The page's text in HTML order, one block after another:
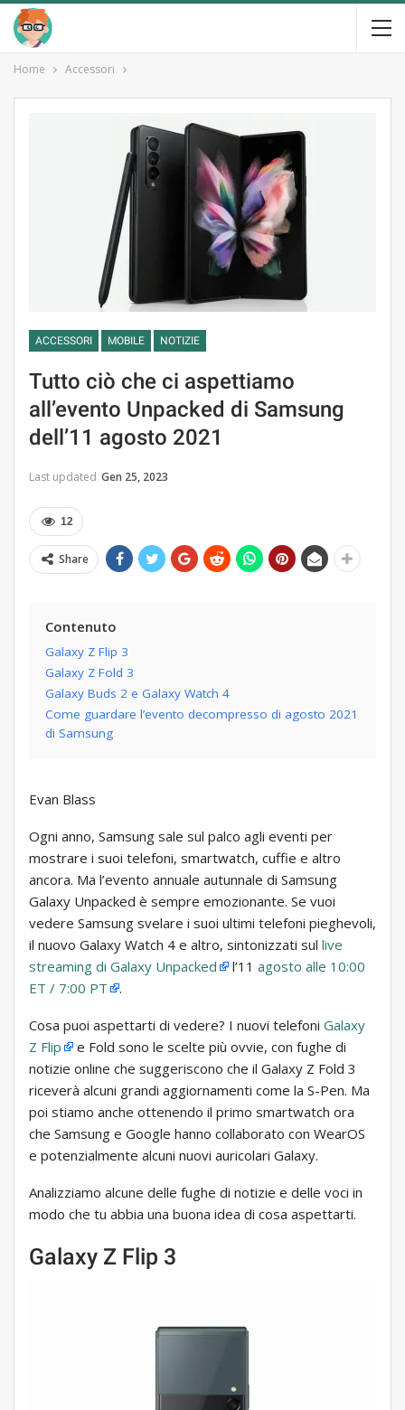
Home Accessori
ACCESSORI MOBILE NOTIZIE
Tutto ciò che ci aspettiamo
all’evento Unpacked di Samsung
dell’11 agosto 2021
Last updated Gen 25, 2023
12
Share
Contenuto
Galaxy Z Flip 3
Galaxy Z Fold 3
Galaxy Buds 2 e Galaxy Watch 4
Come guardare l’evento decompresso di agosto 2021
di Samsung
Evan Blass
Ogni anno, Samsung sale sul palco agli eventi per
mostrare i suoi telefoni, smartwatch, cuffie e altro
ancora. Ma l’evento annuale autunnale di Samsung
Galaxy Unpacked è sempre emozionante. Se vuoi
vedere Samsung svelare i suoi ultimi telefoni pieghevoli,
il nuovo Galaxy Watch 4 e altro, sintonizzati sul live
streaming di Galaxy Unpacked
l’11 agosto alle 10:00
ET / 7:00 PT
.
Cosa puoi aspettarti di vedere? I nuovi telefoni Galaxy
Z Flip
e Fold sono le scelte più ovvie, con fughe di
notizie online che suggeriscono che il Galaxy Z Fold 3
riceverà alcuni grandi aggiornamenti come la S-Pen. Ma
poi stiamo anche ottenendo il primo smartwatch ora
che Samsung e Google hanno collaborato con WearOS
e potenzialmente alcuni nuovi auricolari Galaxy.
Analizziamo alcune delle fughe di notizie e delle voci in
modo che tu abbia una buona idea di cosa aspettarti.
Galaxy Z Flip 3